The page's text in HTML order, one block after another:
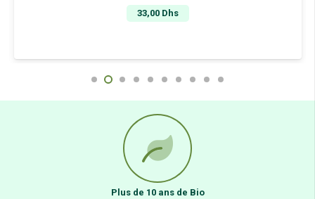
33,00 Dhs
Plus de 10 ans de Bio